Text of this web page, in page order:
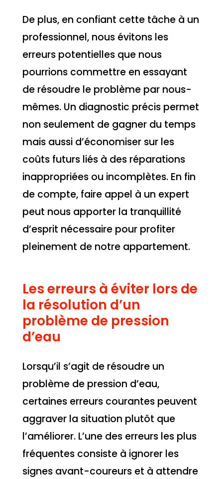
De plus, en confiant cette tâche à un
professionnel, nous évitons les
erreurs potentielles que nous
pourrions commettre en essayant
de résoudre le problème par nous-
mêmes. Un diagnostic précis permet
non seulement de gagner du temps
mais aussi d’économiser sur les
coûts futurs liés à des réparations
inappropriées ou incomplètes. En fin
de compte, faire appel à un expert
peut nous apporter la tranquillité
d’esprit nécessaire pour profiter
pleinement de notre appartement.
Les erreurs à éviter lors de
la résolution d’un
problème de pression
d’eau
Lorsqu’il s’agit de résoudre un
problème de pression d’eau,
certaines erreurs courantes peuvent
aggraver la situation plutôt que
l’améliorer. L’une des erreurs les plus
fréquentes consiste à ignorer les
signes avant-coureurs et à attendre